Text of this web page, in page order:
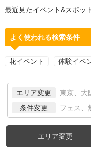
最近見たイベント&スポッ
よく使われる検索条件
花イベント 体験イベ
エリア変更 東京、大
条件変更 フェス、
エリア変更